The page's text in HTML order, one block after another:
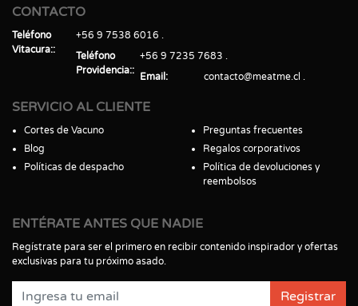
CONTACTO
Teléfono
Vitacura:
+56 9 7538 6016
Teléfono
Providencia:
+56 9 7235 7683
Email
contacto@meatme.cl
SERVICIO AL CLIENTE
Cortes de Vacuno
Blog
Políticas de despacho
Preguntas frecuentes
Regalos corporativos
Política de devoluciones y
reembolsos
ENTÉRATE ANTES QUE NADIE
Regístrate para ser el primero en recibir contenido inspirador y ofertas
exclusivas para tu próximo asado.
Registrar